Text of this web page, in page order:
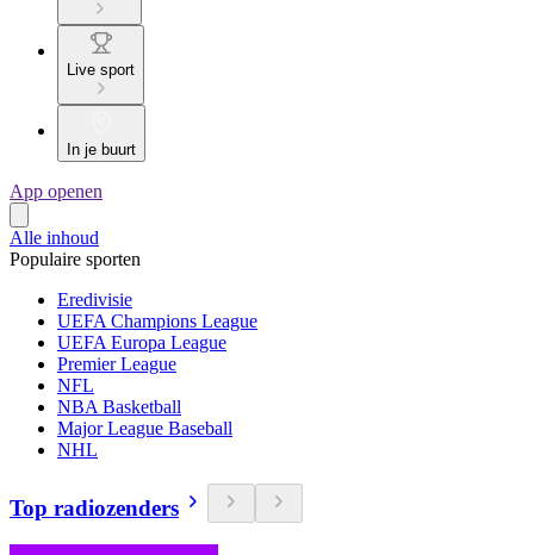
Live sport
In je buurt
App openen
Alle inhoud
Populaire sporten
Eredivisie
UEFA Champions League
UEFA Europa League
Premier League
NFL
NBA Basketball
Major League Baseball
NHL
Top radiozenders